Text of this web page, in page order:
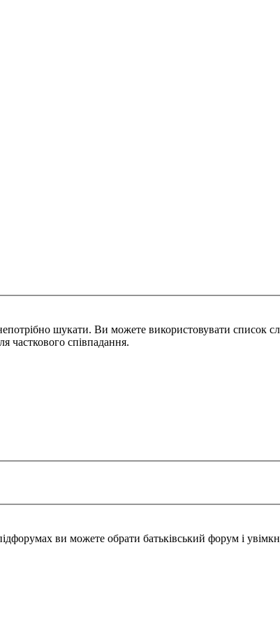
шукати. Ви можете використовувати список
часткового співпадання.
ви можете обрати батьківський форум і